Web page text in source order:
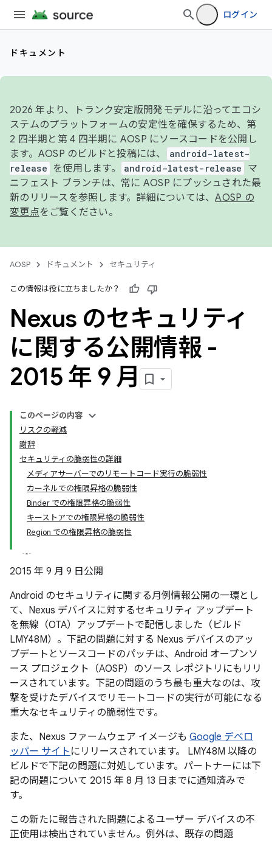
ログイン
ドキュメント
2026 年より、トランク安定版開発モデルに沿ってエコシ
ステムのプラットフォームの安定性を確保するため、第
2 四半期と第 4 四半期に AOSP にソースコードを公開し
ます。AOSP のビルドと投稿には、
android-latest-
release
を使用します。 android-latest-release
マ
ニフェスト ブランチは、常に AOSP にプッシュされた最
新のリリースを参照します。詳細については、AOSP の
変更点をご覧ください。
AOSP ドキュメント セキュリティ
この情報は役に立ちましたか？
Nexus のセキュリティ
に関する公開情報 -
2015 年 9 月
このページの内容
リスクの軽減
謝辞
セキュリティの脆弱性の詳細
メディアサーバーでのリモートコード実行の脆弱性
カーネルでの権限昇格の脆弱性
Binder での権限昇格の脆弱性
キーストアでの権限昇格の脆弱性
Region での権限昇格の脆弱性
2015 年 9 月 9 日公開
Android のセキュリティに関する月例情報公開の一環とし
て、Nexus デバイスに対するセキュリティ アップデート
を無線（OTA）アップデートで配信しました（ビルド
LMY48M）。下記の問題に対する Nexus デバイスのアッ
プデートとソースコードのパッチは、Android オープンソ
ース プロジェクト（AOSP）のソース レポジトリにもリリ
ースされています。下記の問題のうち最も重大なのは、攻
撃を受けたデバイスでリモートコードの実行が可能になる
重大なセキュリティの脆弱性です。
また、Nexus ファームウェア イメージも Google デベロ
ッパー サイト にリリースされています。 LMY48M 以降の
ビルドで下記の問題に対処しています。パートナーには下
記の問題について 2015 年 8 月 13 日までに通知済みで
す。
この新たに報告された問題によるユーザー デバイスの不
正使用は検出されていません。例外は、既存の問題